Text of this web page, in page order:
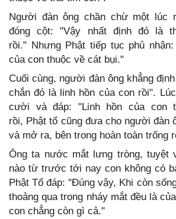
Người đàn ông chần chừ một lúc
đóng cột: "Vậy nhất định đó là
rồi." Nhưng Phật tiếp tục phủ
của con thuộc về cát bụi."
Cuối cùng, người đàn ông khẳng
chắn đó là linh hồn của con rồi".
cười và đáp: "Linh hồn của con
rồi, Phật tổ cũng đưa cho người đàn
và mở ra, bên trong hoàn toàn trống
Ông ta nước mắt lưng tròng, tuyệt
nào từ trước tới nay con không có
Phật Tổ đáp: "Đúng vậy, Khi còn
thoảng qua trong nháy mắt đều là
con chẳng còn gì cả."